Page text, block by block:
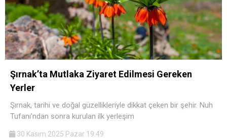
Şırnak’ta Mutlaka Ziyaret Edilmesi Gereken
Yerler
Şırnak, tarihi ve doğal güzellikleriyle dikkat çeken bir şehir. Nuh
Tufanı’ndan sonra kurulan ilk yerleşim
30 Kasım 2025 Pazar 19:49